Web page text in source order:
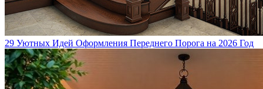
29 Уютных Идей Оформления Переднего Порога на 2026 Год